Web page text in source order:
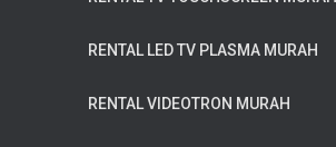
RENTAL LED TV PLASMA MURAH
RENTAL VIDEOTRON MURAH